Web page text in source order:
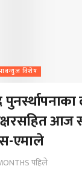
विशेष
आज
एमाले
पहिले